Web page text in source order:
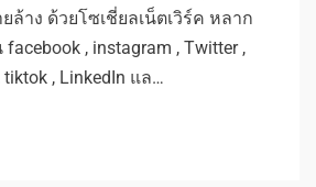
าง ด้วยโซเชี่ยลเน็ตเวิร์ค หลาก
, instagram , Twitter ,
tiktok , LinkedIn แล…